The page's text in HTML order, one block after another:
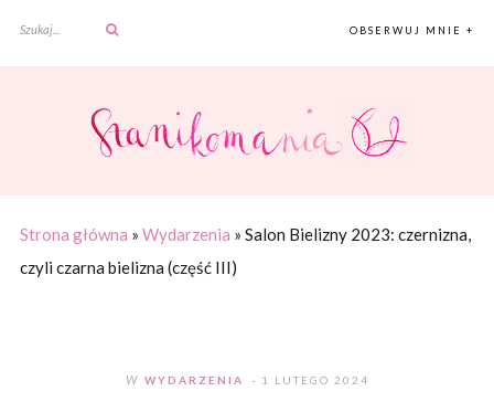
OBSERWUJ MNIE +
Strona główna » Wydarzenia » Salon Bielizny 2023: czernizna,
czyli czarna bielizna (część III)
W WYDARZENIA - 1 LUTEGO 2024